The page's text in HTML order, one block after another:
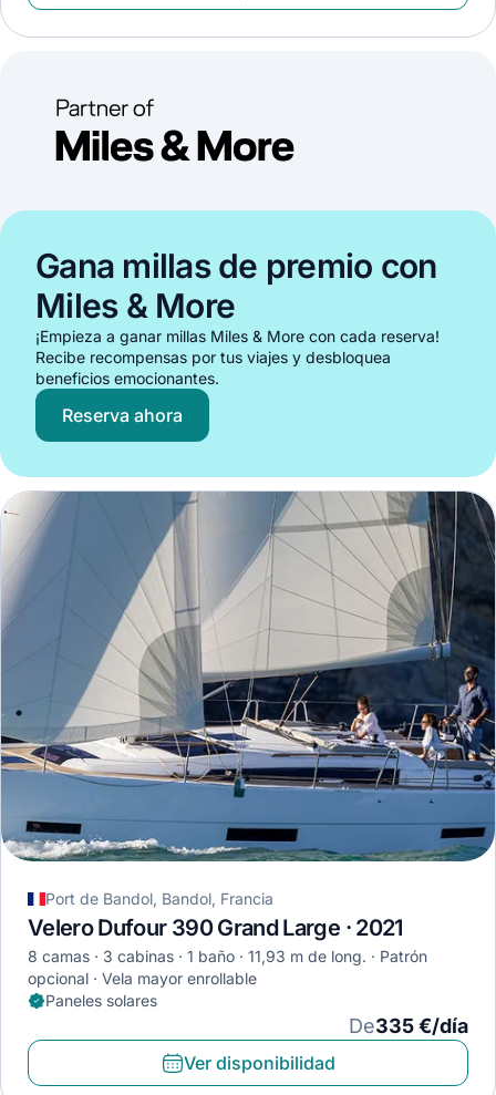
Gana millas de premio con
Miles & More
¡Empieza a ganar millas Miles & More con cada reserva!
Recibe recompensas por tus viajes y desbloquea
beneficios emocionantes.
Reserva ahora
Port de Bandol, Bandol, Francia
Velero Dufour 390 Grand Large · 2021
8 camas 3 cabinas 1 baño 11,93 m de long.
Patrón
opcional
Vela mayor enrollable
Paneles solares
De335 €/día
Ver disponibilidad